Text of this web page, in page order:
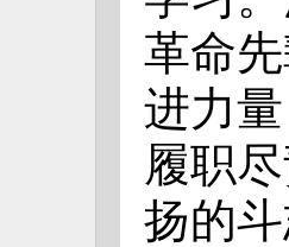
革命
进力
履职
扬的